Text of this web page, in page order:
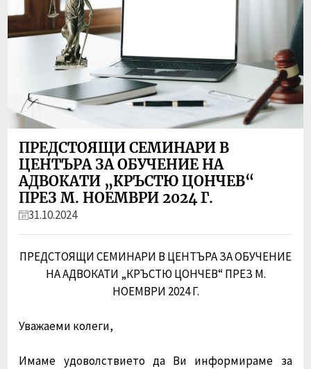
ПРЕДСТОЯЩИ СЕМИНАРИ В
ЦЕНТЪРА ЗА ОБУЧЕНИЕ НА
АДВОКАТИ „КРЪСТЮ ЦОНЧЕВ“
ПРЕЗ М. НОЕМВРИ 2024 Г.
31.10.2024
ПРЕДСТОЯЩИ СЕМИНАРИ В ЦЕНТЪРА ЗА ОБУЧЕНИЕ
НА АДВОКАТИ „КРЪСТЮ ЦОНЧЕВ“ ПРЕЗ М.
НОЕМВРИ 2024 Г.
Уважаеми колеги,
Имаме удоволствието да Ви информираме за